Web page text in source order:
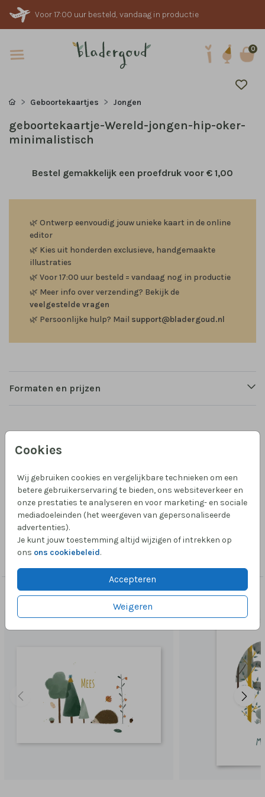
Voor 17:00 uur besteld, vandaag in productie
0
Cookies
Wij gebruiken cookies en vergelijkbare technieken om een
betere gebruikerservaring te bieden, ons websiteverkeer en
onze prestaties te analyseren en voor marketing- en sociale
mediadoeleinden (het weergeven van gepersonaliseerde
advertenties).
Je kunt jouw toestemming altijd wijzigen of intrekken op
ons ons cookiebeleid.
Accepteren
Weigeren
Geboortekaartjes Jongen
geboortekaartje-Wereld-jongen-hip-oker-
minimalistisch
Bestel gemakkelijk een proefdruk voor € 1,00
🌿 Ontwerp eenvoudig jouw unieke kaart in de online
editor
🌿 Kies uit honderden exclusieve, handgemaakte
illustraties
🌿 Voor 17:00 uur besteld = vandaag nog in productie
🌿 Meer info over verzending? Bekijk de
veelgestelde vragen
🌿 Persoonlijke hulp? Mail support@bladergoud.nl
Formaten en prijzen
Een minimalistische lieve illustratie in hippe kleuren.
Je kunt er voor kiezen om goudfolie op dit kaartje te
gebruiken, mooi in combinatie met geel!
Collectie
Dit vind je misschien ook leuk